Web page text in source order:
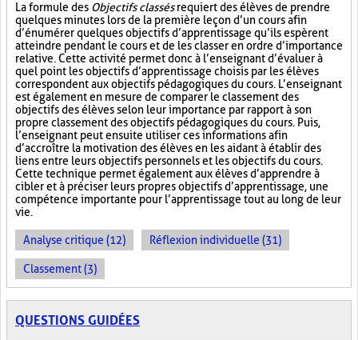
La formule des Objectifs classésrequiert des élèves de prendre
quelques minutes lors de la première leçon d’un cours afin
d’énumérer quelques objectifs d’apprentissage qu’ils espèrent
atteindre pendant le cours et de les classer en ordre d’importance
relative. Cette activité permet donc à l’enseignant d’évaluer à
quel point les objectifs d’apprentissage choisis par les élèves
correspondent aux objectifs pédagogiques du cours. L’enseignant
est également en mesure de comparer le classement des
objectifs des élèves selon leur importance par rapport à son
propre classement des objectifs pédagogiques du cours. Puis,
l’enseignant peut ensuite utiliser ces informations afin
d’accroître la motivation des élèves en les aidant à établir des
liens entre leurs objectifs personnels et les objectifs du cours.
Cette technique permet également aux élèves d’apprendre à
cibler et à préciser leurs propres objectifs d’apprentissage, une
compétence importante pour l’apprentissage tout au long de leur
vie.
Analyse critique (12) Réflexion individuelle (31)
Classement (3)
QUESTIONS GUIDÉES